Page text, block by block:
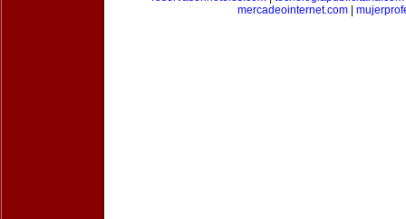
mercadeointernet.com|